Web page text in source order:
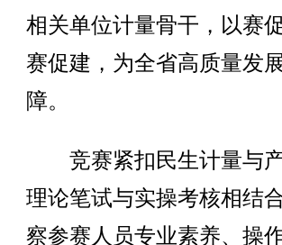
相关单位计量骨干，以赛
赛促建，为全省高质量发
障。
竞赛紧扣民生计量与产
理论笔试与实操考核相结
察参赛人员专业素养、操